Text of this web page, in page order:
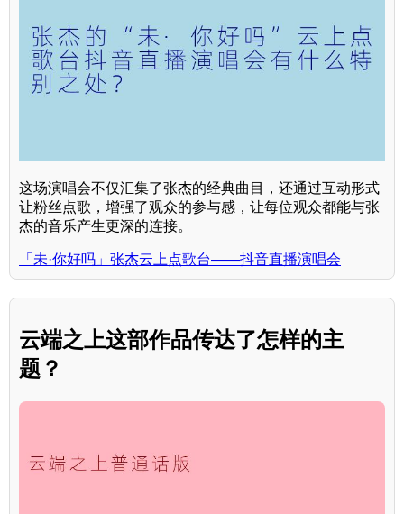
这场演唱会不仅汇集了张杰的经典曲目，还通过互动形式
让粉丝点歌，增强了观众的参与感，让每位观众都能与张
杰的音乐产生更深的连接。
「未·你好吗」张杰云上点歌台——抖音直播演唱会
云端之上这部作品传达了怎样的主
题？